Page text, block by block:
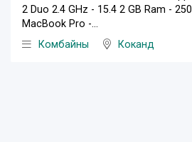
2 Duo 2.4 GHz - 15.4 2 GB Ram -
MacBook Pro -...
Комбайны
Коканд